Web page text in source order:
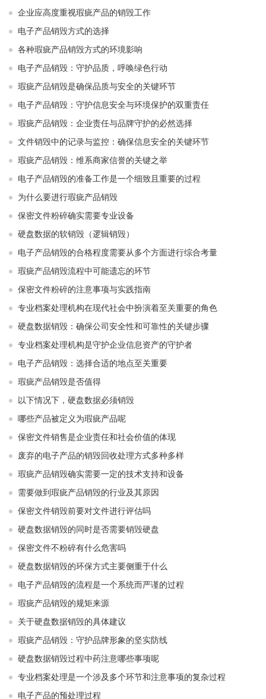
企业应高度重视瑕疵产品的销毁工作
电子产品销毁方式的选择
各种瑕疵产品销毁方式的环境影响
电子产品销毁：守护品质，呼唤绿色行动
瑕疵产品销毁是确保品质与安全的关键环节
电子产品销毁：守护信息安全与环境保护的双重责任
瑕疵产品销毁：企业责任与品牌守护的必然选择
文件销毁中的记录与监控：确保信息安全的关键环节
瑕疵产品销毁：维系商家信誉的关键之举
电子产品销毁的准备工作是一个细致且重要的过程
为什么要进行瑕疵产品销毁
保密文件粉碎确实需要专业设备
硬盘数据的软销毁（逻辑销毁）
电子产品销毁的合格程度需要从多个方面进行综合考量
瑕疵产品销毁流程中可能遗忘的环节
保密文件粉碎的注意事项与实践指南
专业档案处理机构在现代社会中扮演着至关重要的角色
硬盘数据销毁：确保公司安全性和可靠性的关键步骤
专业档案处理机构是守护企业信息资产的守护者
电子产品销毁：选择合适的地点至关重要
瑕疵产品销毁是否值得
以下情况下，硬盘数据必须销毁
哪些产品被定义为瑕疵产品呢
保密文件销售是企业责任和社会价值的体现
废弃的电子产品的销毁回收处理方式多种多样
瑕疵产品销毁确实需要一定的技术支持和设备
需要做到瑕疵产品销毁的行业及其原因
保密文件销毁前要对文件进行评估吗
硬盘数据销毁的同时是否需要销毁硬盘
保密文件不粉碎有什么危害吗
硬盘数据销毁的环保方式主要侧重于什么
电子产品销毁的流程是一个系统而严谨的过程
瑕疵产品销毁的规矩来源
关于硬盘数据销毁的具体建议
瑕疵产品销毁：守护品牌形象的坚实防线
硬盘数据销毁过程中药注意哪些事项呢
专业档案处理是一个涉及多个环节和注意事项的复杂过程
电子产品的预处理过程